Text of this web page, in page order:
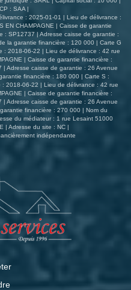
: SAA |
: 2025-01-01 | Lieu de délivrance :
EN CHAMPAGNE | Caisse de garantie
: SP12737 | Adresse caisse de garantie :
la garantie financière : 120 000 | Carte G
: 2018-06-22 | Lieu de délivrance : 42 rue
| Caisse de garantie financière :
Adresse caisse de garantie : 26 Avenue
financière : 180 000 | Carte S :
2018-06-22 | Lieu de délivrance : 42 rue
| Caisse de garantie financière :
Adresse caisse de garantie : 26 Avenue
financière : 270 000 | Nom du
du médiateur : 1 rue Lesaint 51000
| Adresse du site : NC |
indépendante